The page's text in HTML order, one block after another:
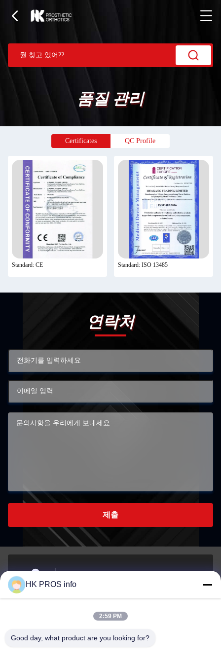
품질 관리
Certificates QC Profile
Standard: CE Standard: ISO 13485
연락처
제출
주소
경제 개발 지역, 산헤 지방
이메일
info@chppros.com
HK PROS info
2:59 PM
Good day, what product are you looking for?